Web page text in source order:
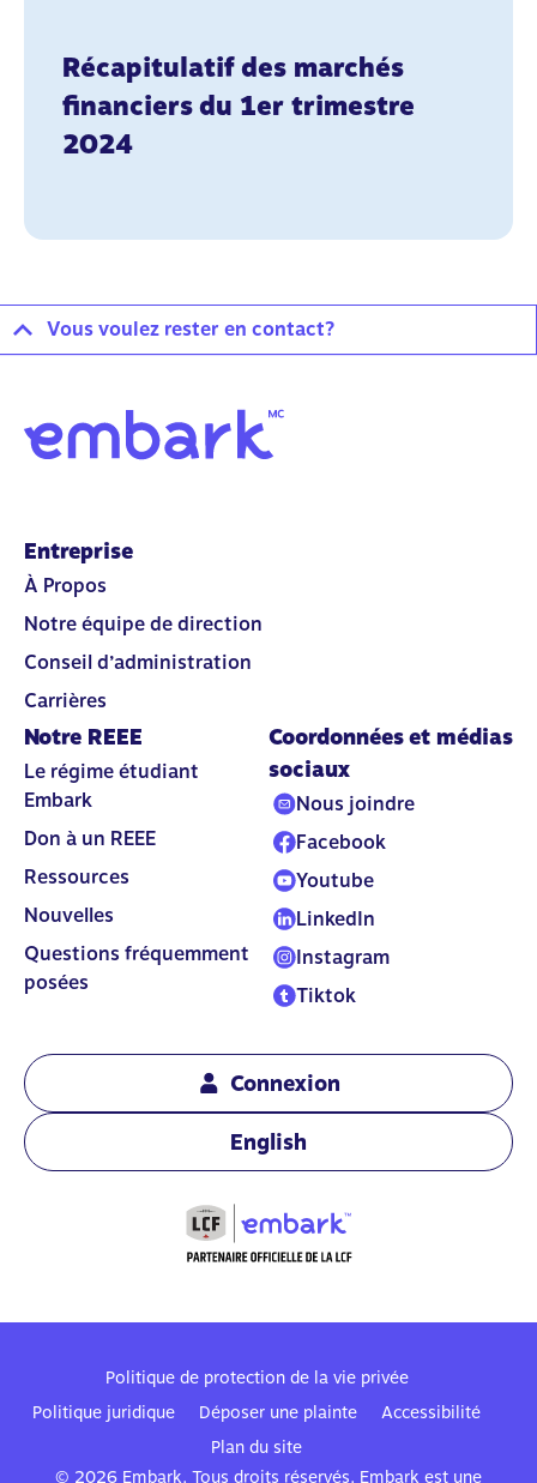
Récapitulatif des marchés
financiers du 1er trimestre
2024
Vous voulez rester en contact?
Entreprise
À Propos
Notre équipe de direction
Conseil d’administration
Carrières
Notre REEE
Le régime étudiant
Embark
Don à un REEE
Ressources
Nouvelles
Questions fréquemment
posées
Coordonnées et médias
sociaux
Nous joindre
Facebook
Youtube
LinkedIn
Instagram
Tiktok
Connexion
English
Politique de protection de la vie privée
Politique juridique
Déposer une plainte
Accessibilité
Plan du site
© 2026 Embark. Tous droits réservés. Embark est une